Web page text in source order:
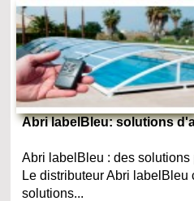
Abri labelBleu: solutions
Abri labelBleu : des
Le distributeur Abri
solutions...